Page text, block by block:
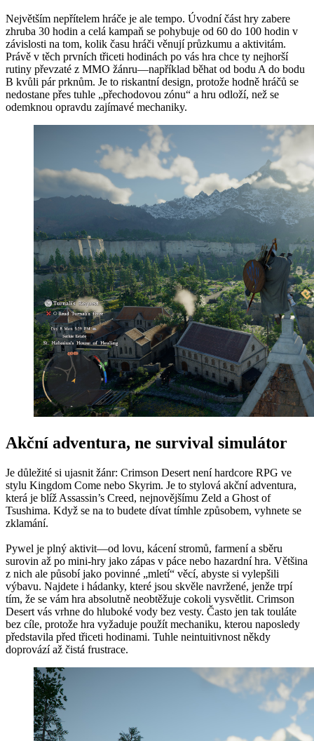
Největším nepřítelem hráče je ale tempo. Úvodní část hry zabere
zhruba 30 hodin a celá kampaň se pohybuje od 60 do 100 hodin v
závislosti na tom, kolik času hráči věnují průzkumu a aktivitám.
Právě v těch prvních třiceti hodinách po vás hra chce ty nejhorší
rutiny převzaté z MMO žánru—například běhat od bodu A do bodu
B kvůli pár prknům. Je to riskantní design, protože hodně hráčů se
nedostane přes tuhle „přechodovou zónu“ a hru odloží, než se
odemknou opravdu zajímavé mechaniky.
Akční adventura, ne survival simulátor
Je důležité si ujasnit žánr: Crimson Desert není hardcore RPG ve
stylu Kingdom Come nebo Skyrim. Je to stylová akční adventura,
která je blíž Assassin’s Creed, nejnovějšímu Zeld a Ghost of
Tsushima. Když se na to budete dívat tímhle způsobem, vyhnete se
zklamání.
Pywel je plný aktivit—od lovu, kácení stromů, farmení a sběru
surovin až po mini-hry jako zápas v páce nebo hazardní hra. Většina
z nich ale působí jako povinné „mletí“ věcí, abyste si vylepšili
výbavu. Najdete i hádanky, které jsou skvěle navržené, jenže trpí
tím, že se vám hra absolutně neobtěžuje cokoli vysvětlit. Crimson
Desert vás vrhne do hluboké vody bez vesty. Často jen tak touláte
bez cíle, protože hra vyžaduje použít mechaniku, kterou naposledy
představila před třiceti hodinami. Tuhle neintuitivnost někdy
doprovází až čistá frustrace.